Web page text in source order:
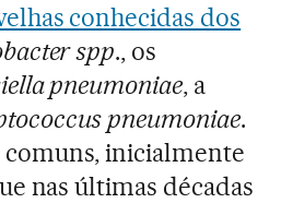
conhecidas dos
spp., os
pneumoniae, a
pneumoniae.
inicialmente
nas últimas décadas